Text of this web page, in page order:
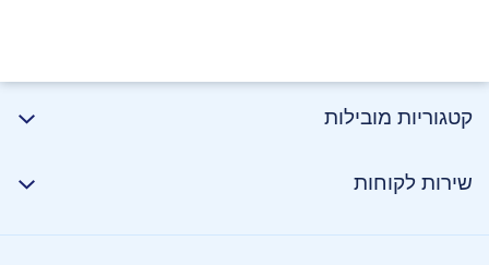
קטגוריות מובילות
שירות לקוחות